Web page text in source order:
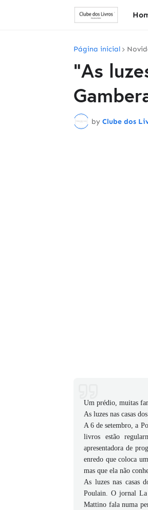
Página inicial
"As
by Clube dos
Um prédio, muitas
As luzes nas casas
A 6 de setembro, a
livros estão
apresentadora de
enredo que coloca
mas que ela não
As luzes nas casas
Poulain. O jornal La
Mattino fala numa